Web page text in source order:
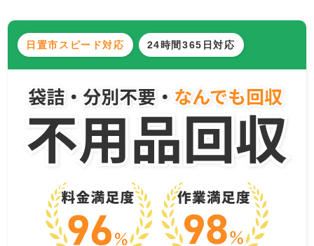
日置市スピード対応 24時間365日対応